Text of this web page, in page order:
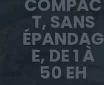
COMPAC
T, SANS
ÉPANDAG
E, DE 1 À
50 EH